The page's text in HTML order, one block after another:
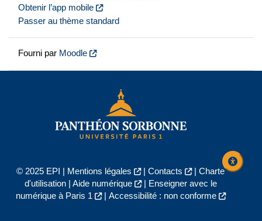
Obtenir l’app mobile
Passer au thème standard
Fourni par Moodle
© 2025 EPI | Mentions légales | Contacts | Charte
d'utilisation| Aide numérique |
Enseigner avec le
numérique à Paris 1
| Accessibilité : non conforme